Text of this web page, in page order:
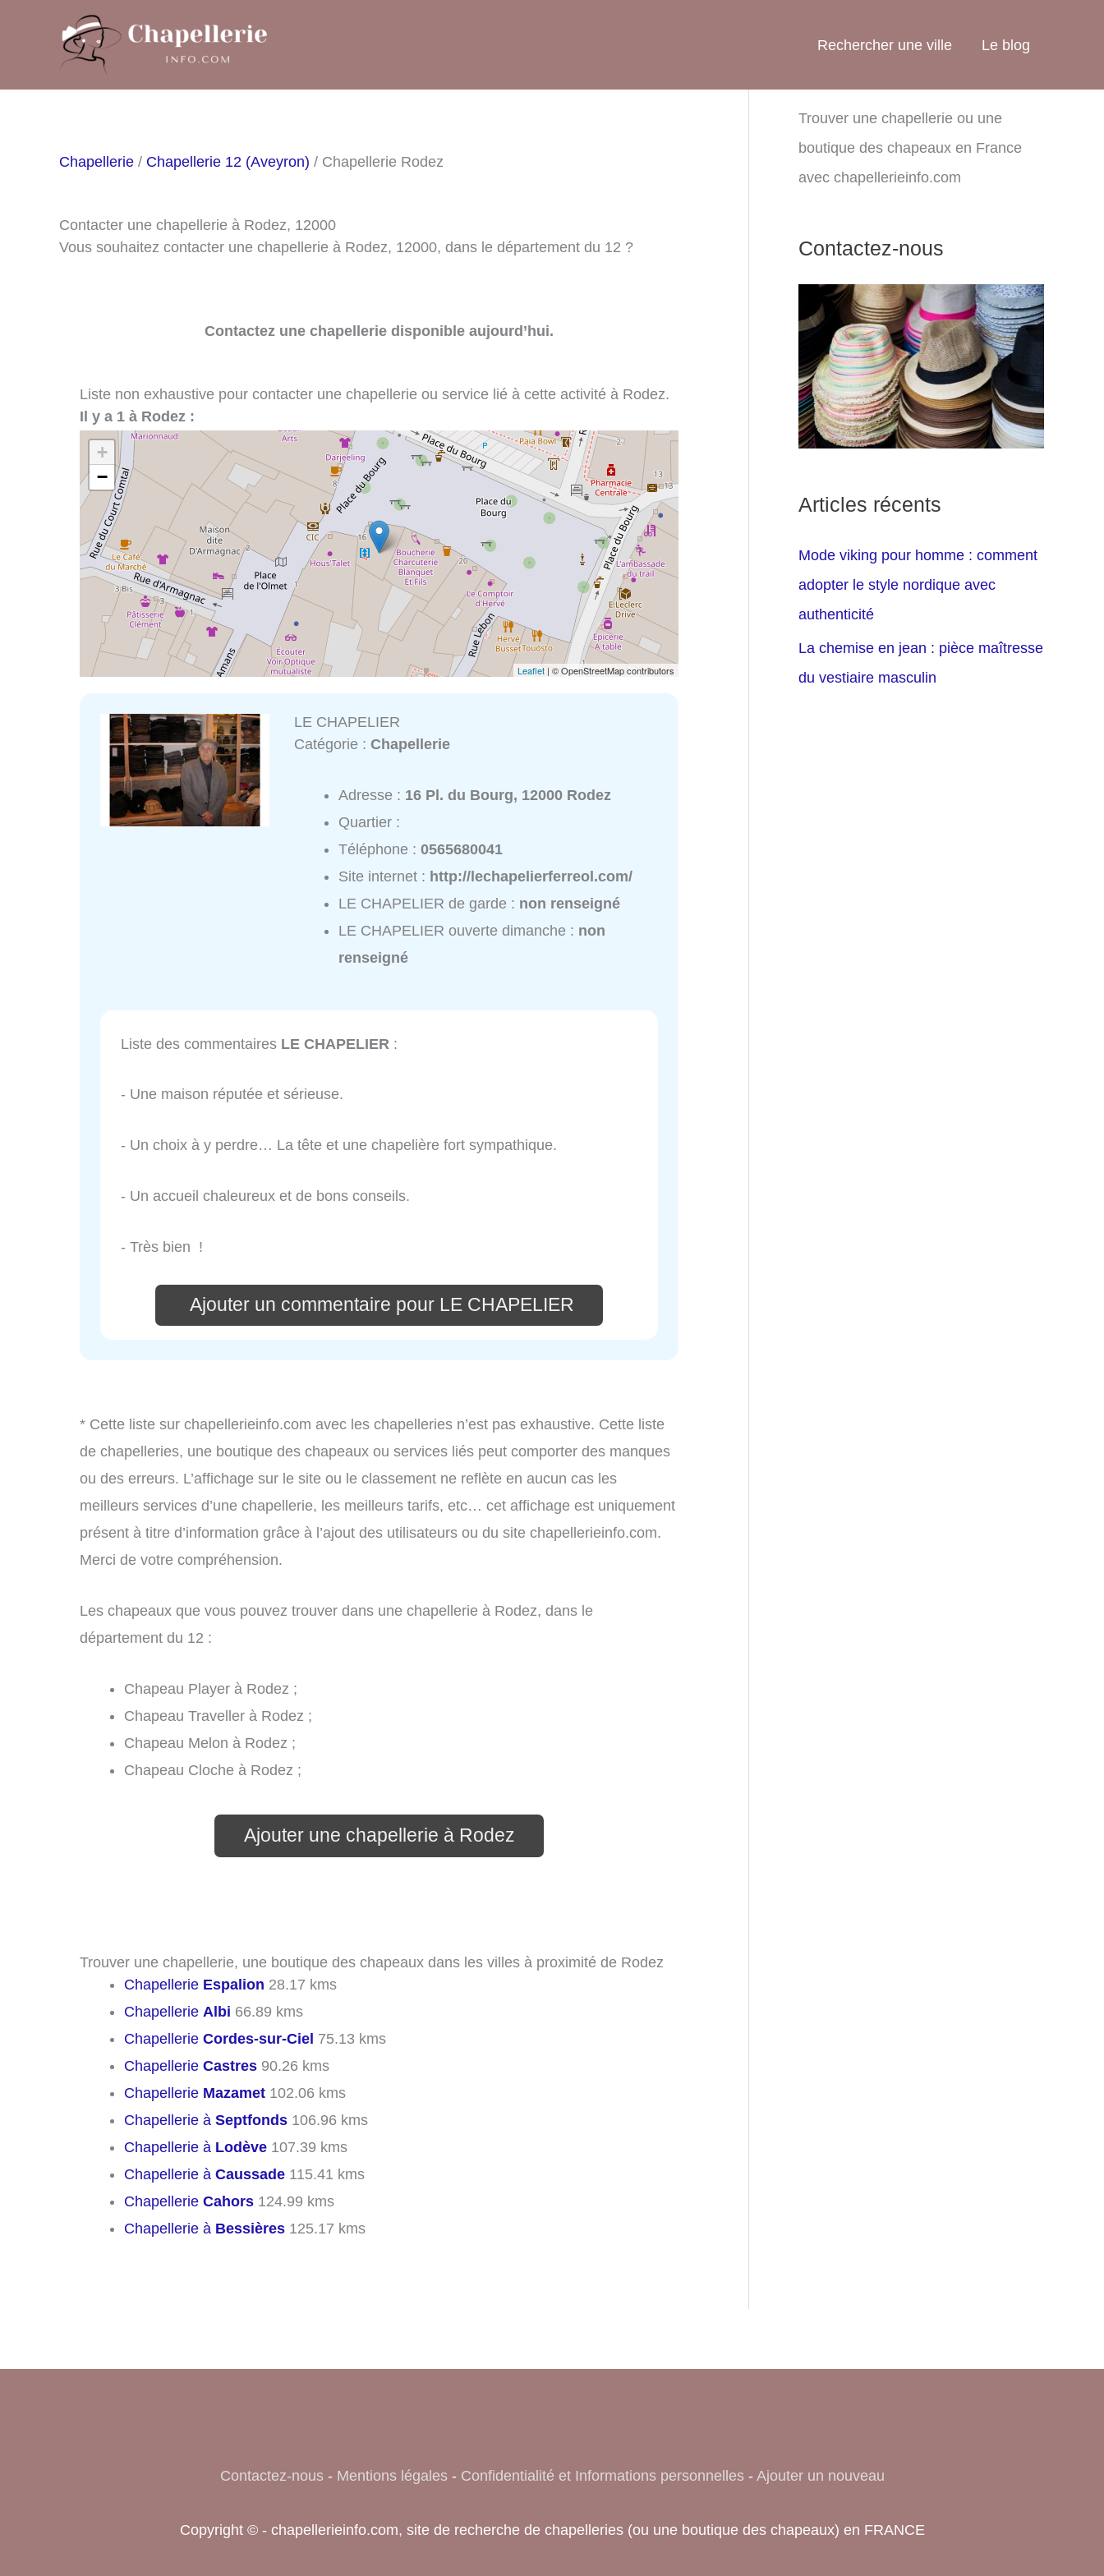
Rechercher une ville Le blog
Chapellerie / Chapellerie 12 (Aveyron) / Chapellerie Rodez
Contacter une chapellerie à Rodez, 12000
Vous souhaitez contacter une chapellerie à Rodez, 12000, dans le département du 12 ?
Contactez une chapellerie disponible aujourd’hui.
Liste non exhaustive pour contacter une chapellerie ou service lié à cette activité à Rodez.
Il y a 1 à Rodez :
+
−
Leaflet | © OpenStreetMap contributors
LE CHAPELIER
Catégorie :Chapellerie
Adresse : 16 Pl. du Bourg, 12000 Rodez
Quartier :
Téléphone :0565680041
Site internet : http://lechapelierferreol.com/
LE CHAPELIER de garde : non renseigné
LE CHAPELIER ouverte dimanche : non
renseigné
Liste des commentaires LE CHAPELIER :
- Une maison réputée et sérieuse.
- Un choix à y perdre… La tête et une chapelière fort sympathique.
- Un accueil chaleureux et de bons conseils.
- Très bien !
Ajouter un commentaire pour LE CHAPELIER
* Cette liste sur chapellerieinfo.com avec les chapelleries n’est pas exhaustive. Cette liste
de chapelleries, une boutique des chapeaux ou services liés peut comporter des manques
ou des erreurs. L’affichage sur le site ou le classement ne reflète en aucun cas les
meilleurs services d’une chapellerie, les meilleurs tarifs, etc… cet affichage est uniquement
présent à titre d’information grâce à l’ajout des utilisateurs ou du site chapellerieinfo.com.
Merci de votre compréhension.
Les chapeaux que vous pouvez trouver dans une chapellerie à Rodez, dans le
département du 12 :
Chapeau Player à Rodez ;
Chapeau Traveller à Rodez ;
Chapeau Melon à Rodez ;
Chapeau Cloche à Rodez ;
Ajouter une chapellerie à Rodez
Trouver une chapellerie, une boutique des chapeaux dans les villes à proximité de Rodez
Chapellerie Espalion 28.17 kms
Chapellerie Albi 66.89 kms
Chapellerie Cordes-sur-Ciel 75.13 kms
Chapellerie Castres 90.26 kms
Chapellerie Mazamet 102.06 kms
Chapellerie à Septfonds 106.96 kms
Chapellerie à Lodève 107.39 kms
Chapellerie à Caussade 115.41 kms
Chapellerie Cahors 124.99 kms
Chapellerie à Bessières 125.17 kms
Trouver une chapellerie ou une
boutique des chapeaux en France
avec chapellerieinfo.com
Contactez-nous
Articles récents
Mode viking pour homme : comment
adopter le style nordique avec
authenticité
La chemise en jean : pièce maîtresse
du vestiaire masculin
Contactez-nous- Mentions légales- Confidentialité et Informations personnelles- Ajouter un nouveau
Copyright © - chapellerieinfo.com, site de recherche de chapelleries (ou une boutique des chapeaux) en FRANCE